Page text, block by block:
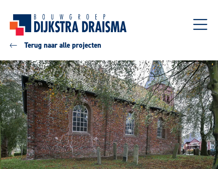
Terug naar alle projecten